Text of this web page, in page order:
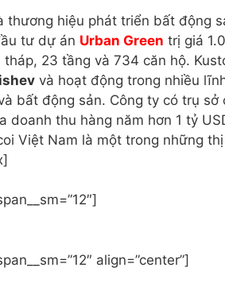
thương hiệu phát triển bất động
tư dự án Urban Green trị giá
tháp, 23 tầng và 734 căn hộ.
và hoạt động trong nhiều
bất động sản. Công ty có trụ sở
doanh thu hàng năm hơn 1 tỷ
Việt Nam là một trong những
align=”center”]